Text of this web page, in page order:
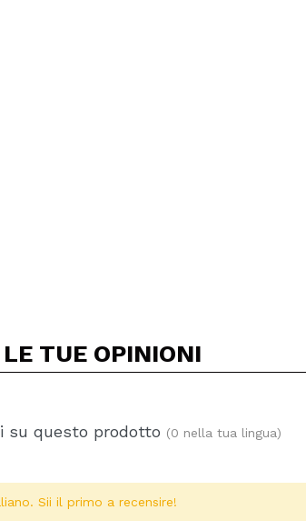
LE TUE OPINIONI
su questo prodotto (0 nella tua lingua)
Sii il primo a recensire!